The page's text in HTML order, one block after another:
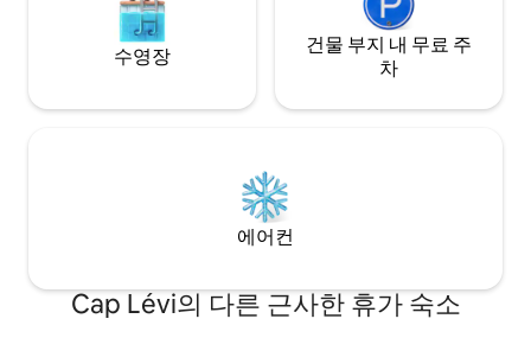
수영장
건물 부지 내 무료 주
차
에어컨
Cap Lévi의 다른 근사한 휴가 숙소